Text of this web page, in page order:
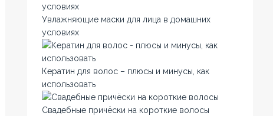
Увлажняющие маски для лица в домашних
условиях
Кератин для волос – плюсы и минусы, как
использовать
Свадебные причёски на короткие волосы